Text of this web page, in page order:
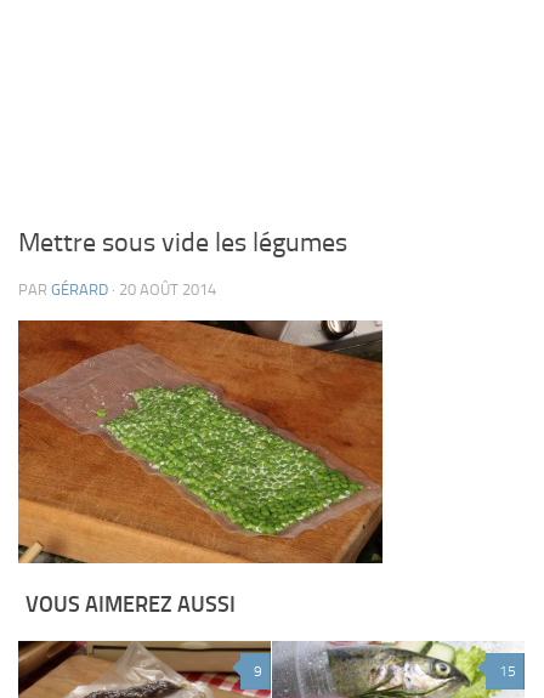
Mettre sous vide les légumes
PAR GÉRARD · 20 AOÛT 2014
VOUS AIMEREZ AUSSI
9 15